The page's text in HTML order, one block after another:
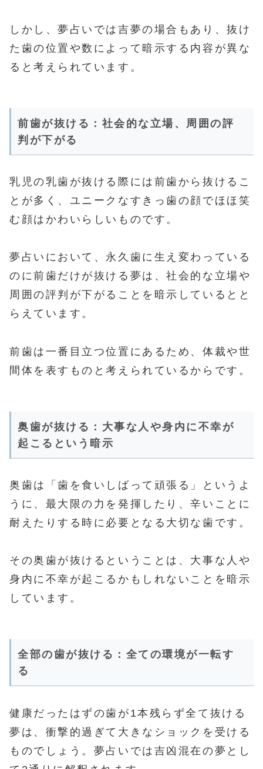
しかし、夢占いでは吉夢の場合もあり、抜け
た歯の位置や数によって暗示する内容が異な
ると考えられています。
前歯が抜ける：社会的な立場、周囲の評
判が下がる
乳児の乳歯が抜ける際には前歯から抜けるこ
とが多く、ユニークなすきっ歯の顔でほほ笑
む顔はかわいらしいものです。
夢占いにおいて、永久歯に生え変わっている
のに前歯だけが抜ける夢は、社会的な立場や
周囲の評判が下がることを暗示しているとと
らえています。
前歯は一番目立つ位置にあるため、体裁や世
間体を表すものと考えられているからです。
奥歯が抜ける：大事な人や身内に不幸が
起こるという暗示
奥歯は「歯を食いしばって頑張る」というよ
うに、最大限の力を発揮したり、辛いことに
耐えたりする時に必要となる大切な歯です。
その奥歯が抜けるということは、大事な人や
身内に不幸が起こるかもしれないことを暗示
しています。
全部の歯が抜ける：全ての環境が一転す
る
健康だったはずの歯が1本残らず全て抜ける
夢は、衝撃的過ぎて大きなショックを受ける
ものでしょう。夢占いでは吉凶混在の夢とし